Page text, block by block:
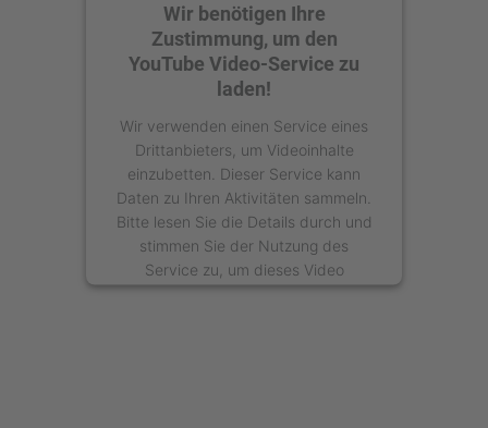
Wir benötigen Ihre
Zustimmung, um den
YouTube Video-Service zu
laden!
Wir verwenden einen Service eines
Drittanbieters, um Videoinhalte
einzubetten. Dieser Service kann
Daten zu Ihren Aktivitäten sammeln.
Bitte lesen Sie die Details durch und
stimmen Sie der Nutzung des
Service zu, um dieses Video
anzusehen.